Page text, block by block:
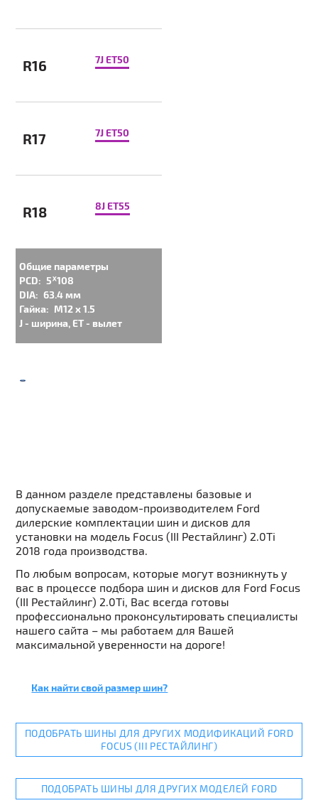
R16 7J ET50
R17 7J ET50
R18 8J ET55
Общие параметры
PCD: 5ᕁ108
DIA: 63.4 мм
Гайка: M12 x 1.5
J - ширина, ET - вылет
В данном разделе представлены базовые и
допускаемые заводом-производителем Ford
дилерские комплектации шин и дисков для
установки на модель Focus (III Рестайлинг) 2.0Ti
2018 года производства.
По любым вопросам, которые могут возникнуть у
вас в процессе подбора шин и дисков для Ford Focus
(III Рестайлинг) 2.0Ti, Вас всегда готовы
профессионально проконсультировать специалисты
нашего сайта – мы работаем для Вашей
максимальной уверенности на дороге!
Как найти свой размер шин?
ПОДОБРАТЬ ШИНЫ ДЛЯ ДРУГИХ МОДИФИКАЦИЙ FORD
FOCUS (III РЕСТАЙЛИНГ)
ПОДОБРАТЬ ШИНЫ ДЛЯ ДРУГИХ МОДЕЛЕЙ FORD